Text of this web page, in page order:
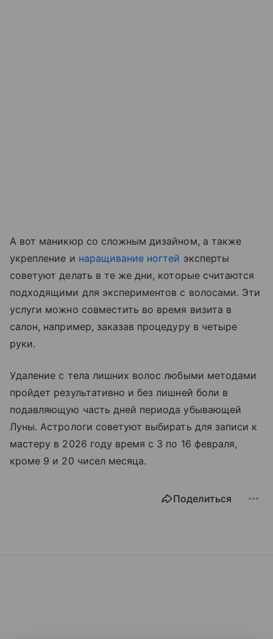
А вот маникюр со сложным дизайном, а также
укрепление и наращивание ногтей эксперты
советуют делать в те же дни, которые считаются
подходящими для экспериментов с волосами. Эти
услуги можно совместить во время визита в
салон, например, заказав процедуру в четыре
руки.
Удаление с тела лишних волос любыми методами
пройдет результативно и без лишней боли в
подавляющую часть дней периода убывающей
Луны. Астрологи советуют выбирать для записи к
мастеру в 2026 году время с 3 по 16 февраля,
кроме 9 и 20 чисел месяца.
Поделиться